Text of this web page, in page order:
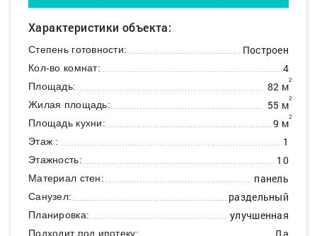
Характеристики объекта:
Степень готовности: Построен
Кол-во комнат: 4
Площадь: 82 м2
Жилая площадь: 55 м2
Площадь кухни: 9 м2
Этаж : 1
Этажность: 10
Материал стен: панель
Санузел: раздельный
Планировка: улучшенная
Подходит под ипотеку: Да